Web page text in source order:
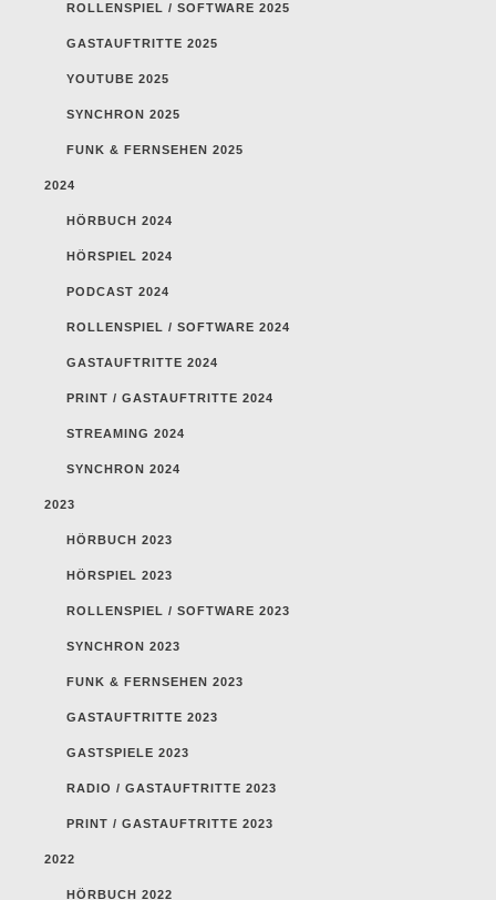
ROLLENSPIEL / SOFTWARE 2025
GASTAUFTRITTE 2025
YOUTUBE 2025
SYNCHRON 2025
FUNK & FERNSEHEN 2025
2024
HÖRBUCH 2024
HÖRSPIEL 2024
PODCAST 2024
ROLLENSPIEL / SOFTWARE 2024
GASTAUFTRITTE 2024
PRINT / GASTAUFTRITTE 2024
STREAMING 2024
SYNCHRON 2024
2023
HÖRBUCH 2023
HÖRSPIEL 2023
ROLLENSPIEL / SOFTWARE 2023
SYNCHRON 2023
FUNK & FERNSEHEN 2023
GASTAUFTRITTE 2023
GASTSPIELE 2023
RADIO / GASTAUFTRITTE 2023
PRINT / GASTAUFTRITTE 2023
2022
HÖRBUCH 2022